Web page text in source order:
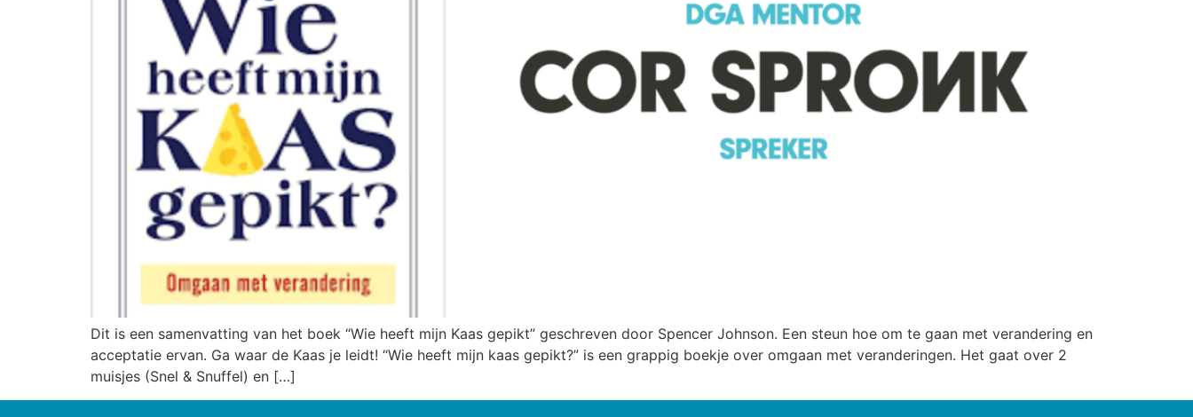
Dit is een samenvatting van het boek “Wie heeft mijn Kaas gepikt” geschreven door Spencer Johnson. Een steun hoe om te gaan met verandering en
acceptatie ervan. Ga waar de Kaas je leidt! “Wie heeft mijn kaas gepikt?” is een grappig boekje over omgaan met veranderingen. Het gaat over 2
muisjes (Snel & Snuffel) en […]